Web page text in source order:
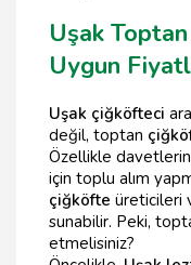
Uşak
Uygun
Uşak çiğköfteci
değil, toptan
Özellikle
için toplu alım
çiğköfte üreticileri
sunabilir. Peki,
etmelisiniz?